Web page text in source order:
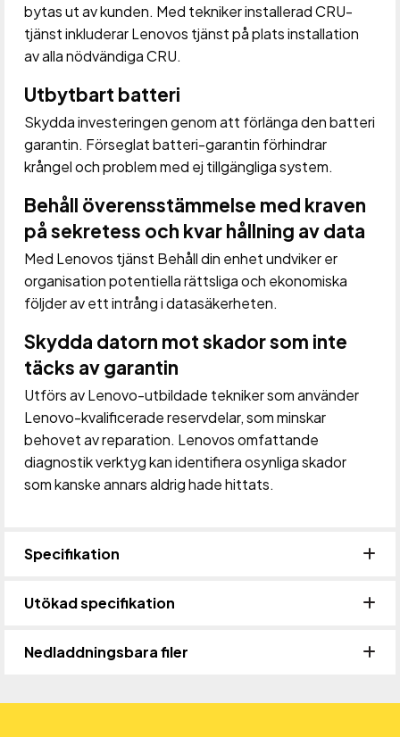
bytas ut av kunden. Med tekniker installerad CRU-
tjänst inkluderar Lenovos tjänst på plats installation
av alla nödvändiga CRU.
Utbytbart batteri
Skydda investeringen genom att förlänga den batteri
garantin. Förseglat batteri-garantin förhindrar
krångel och problem med ej tillgängliga system.
Behåll överensstämmelse med kraven
på sekretess och kvar hållning av data
Med Lenovos tjänst Behåll din enhet undviker er
organisation potentiella rättsliga och ekonomiska
följder av ett intrång i datasäkerheten.
Skydda datorn mot skador som inte
täcks av garantin
Utförs av Lenovo-utbildade tekniker som använder
Lenovo-kvalificerade reservdelar, som minskar
behovet av reparation. Lenovos omfattande
diagnostik verktyg kan identifiera osynliga skador
som kanske annars aldrig hade hittats.
Specifikation
Utökad specifikation
Nedladdningsbara filer